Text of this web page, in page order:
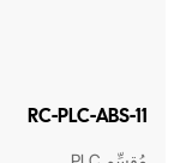
RC-PLC-ABS-11